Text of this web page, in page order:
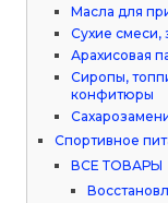
Масла для
Сухие смеси,
Арахисовая
Сиропы,
конфитюры
Спортивное
ВСЕ ТОВАРЫ